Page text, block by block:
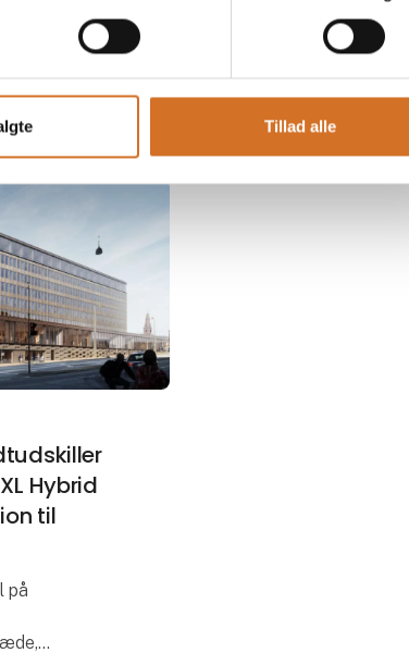
Tillad alle
fik hjælp
Den
Hybrid
til
på